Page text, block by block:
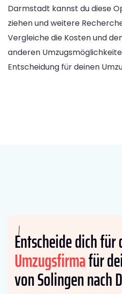
Darmstadt kannst du diese
ziehen und weitere
Vergleiche die Kosten und
anderen
Entscheidung für deinen
Entscheide dich für
Umzugsfirmafür
von Solingen nach